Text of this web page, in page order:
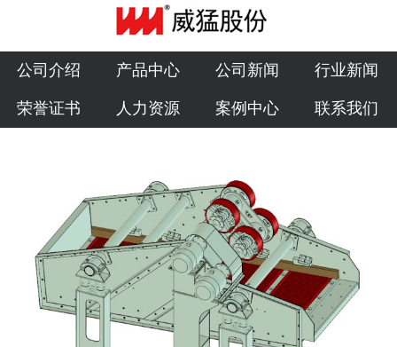
公司介绍
产品中心
公司新闻
荣誉证书
人力资源
案例中心
联系我们
公司介绍 产品中心 公司新闻 行业新闻
荣誉证书 人力资源 案例中心 联系我们